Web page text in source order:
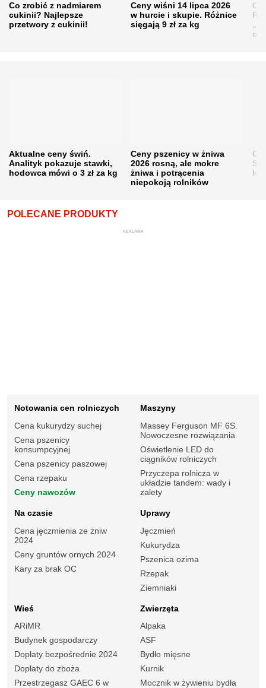
Co zrobić z nadmiarem
cukinii? Najlepsze
przetwory z cukinii!
Ceny wiśni 14 lipca 2026
w hurcie i skupie. Różnice
sięgają 9 zł za kg
Aktualne ceny świń.
Analityk pokazuje stawki,
hodowca mówi o 3 zł za kg
Ceny pszenicy w żniwa
2026 rosną, ale mokre
żniwa i potrącenia
niepokoją rolników
POLECANE PRODUKTY
REKLAMA
Notowania cen rolniczych
Cena kukurydzy suchej
Cena pszenicy
konsumpcyjnej
Cena pszenicy paszowej
Cena rzepaku
Ceny nawozów
Maszyny
Massey Ferguson MF 6S.
Nowoczesne rozwiązania
Oświetlenie LED do
ciągników rolniczych
Przyczepa rolnicza w
układzie tandem: wady i
zalety
Na czasie
Cena jęczmienia ze żniw
2024
Ceny gruntów ornych 2024
Kary za brak OC
Uprawy
Jęczmień
Kukurydza
Pszenica ozima
Rzepak
Ziemniaki
Wieś
ARiMR
Budynek gospodarczy
Dopłaty bezpośrednie 2024
Dopłaty do zboża
Przestrzegasz GAEC 6 w
Zwierzęta
Alpaka
ASF
Bydło mięsne
Kurnik
Mocznik w żywieniu bydła